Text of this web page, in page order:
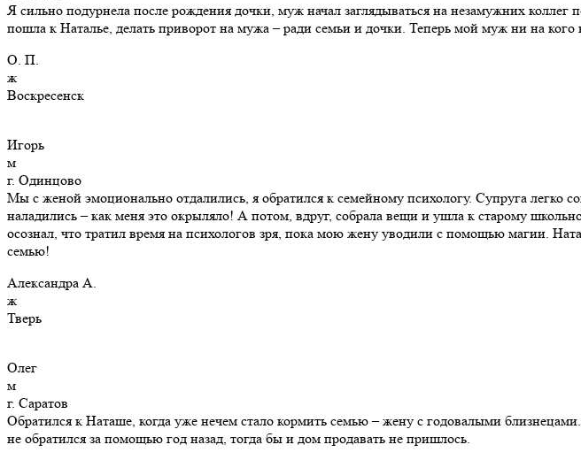
Я сильно подурнела после рождения дочки, муж начал заглядываться на незамужних
пошла к Наталье, делать приворот на мужа – ради семьи и дочки. Теперь мой муж ни на кого
О. П.
ж
Воскресенск
Игорь
м
г. Одинцово
Мы с женой эмоционально отдалились, я обратился к семейному психологу. Супруга легко
наладились – как меня это окрыляло! А потом, вдруг, собрала вещи и ушла к старому
осознал, что тратил время на психологов зря, пока мою жену уводили с помощью магии.
семью!
Александра А.
ж
Тверь
Олег
м
г. Саратов
Обратился к Наташе, когда уже нечем стало кормить семью – жену с годовалыми
не обратился за помощью год назад, тогда бы и дом продавать не пришлось.